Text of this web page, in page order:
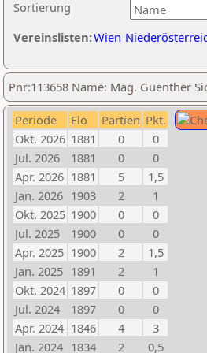
Sortierung
Vereinslisten:Wien
Pnr:113658 Name: Mag. Guenther
Periode Elo Partien Pkt.
Okt. 2026 1881 0
0
Jul. 2026
1881 0
0
Apr. 2026 1881 5
1,5
Jan. 2026 1903 2
1
Okt. 2025 1900 0
0
Jul. 2025
1900 0
0
Apr. 2025 1900 2
1,5
Jan. 2025 1891 2
1
Okt. 2024 1897 0
0
Jul. 2024
1897 0
0
Apr. 2024 1846 4
3
Jan. 2024 1834 2 0,5